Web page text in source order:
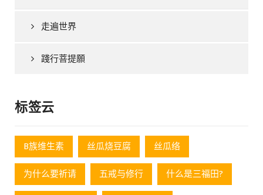
走遍世界
踐行菩提願
标签云
B族维生素 丝瓜烧豆腐 丝瓜络
为什么要祈请 五戒与修行 什么是三福田?